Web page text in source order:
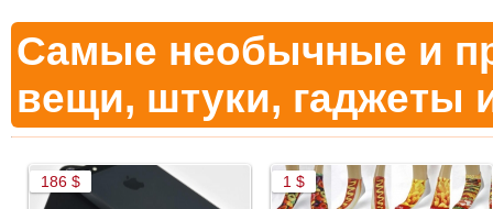
Самые необычные и
вещи, штуки, гаджеты